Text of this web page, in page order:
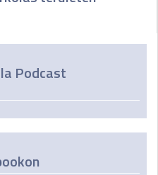
Podcast